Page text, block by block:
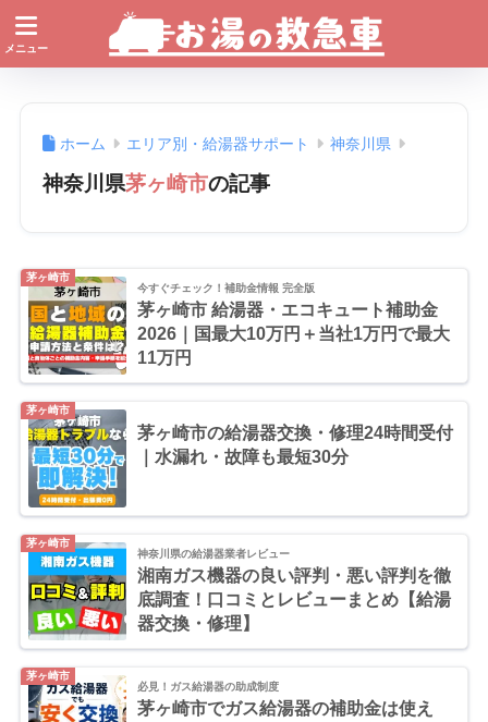
ホーム エリア別・給湯器サポート 神奈川県
神奈川県茅ヶ崎市の記事
今すぐチェック！補助金情報 完全版
茅ヶ崎市 給湯器・エコキュート補助金
2026｜国最大10万円＋当社1万円で最大
11万円
茅ヶ崎市
茅ヶ崎市の給湯器交換・修理24時間受付
｜水漏れ・故障も最短30分
茅ヶ崎市
神奈川県の給湯器業者レビュー
湘南ガス機器の良い評判・悪い評判を徹
底調査！口コミとレビューまとめ【給湯
器交換・修理】
茅ヶ崎市
必見！ガス給湯器の助成制度
茅ヶ崎市でガス給湯器の補助金は使え
茅ヶ崎市